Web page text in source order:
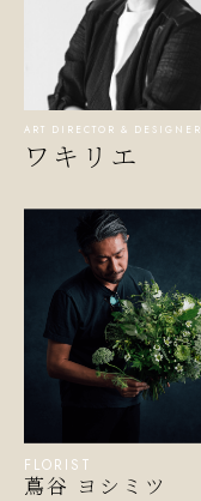
ART DIRECTOR & DESIGNER
ワキリエ
FLORIST
蔦谷 ヨシミツ